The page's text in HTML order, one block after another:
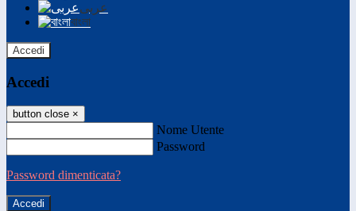
عربى
বাংলা
Accedi
Accedi
button close ×
Nome Utente
Password
Password dimenticata?